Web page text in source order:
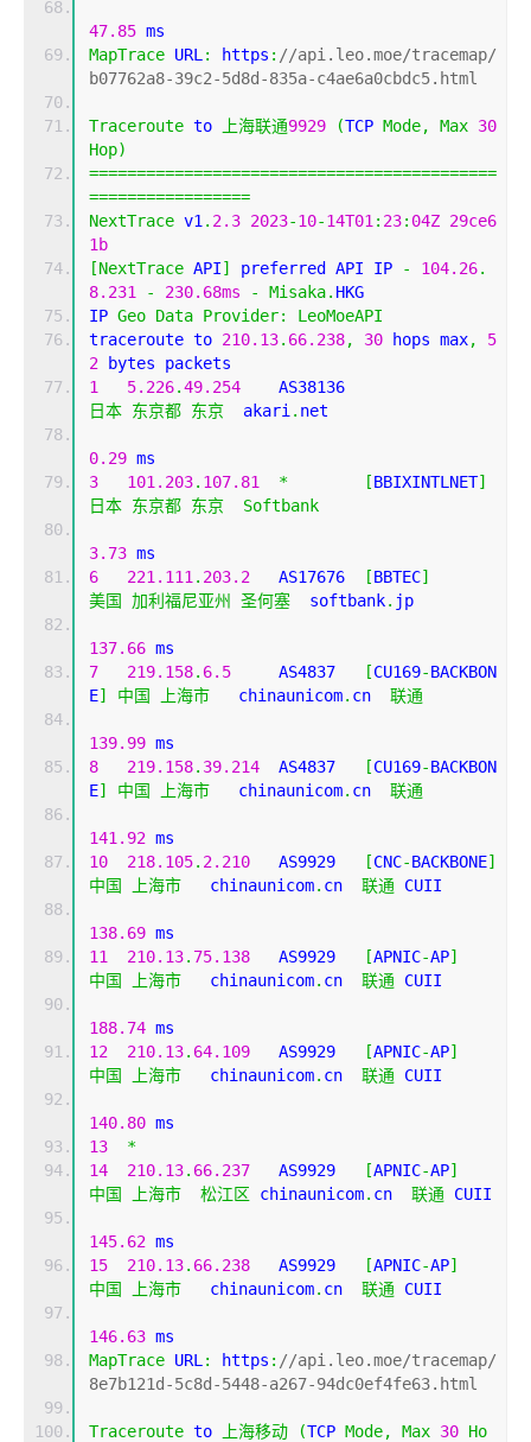
47.85 ms
MapTrace URL : https : //api.leo.moe/tracemap/
b07762a8-39c2-5d8d-835a-c4ae6a0cbdc5.html
Traceroute to 上海联通9929 (TCP Mode, Max 30
Hop)
===========================================
=================
NextTrace v1 . 2.3 2023-10-14T01 : 23: 04Z 29ce6
1b
[NextTrace API] preferred API IP - 104.26.
8.231
- 230.68ms - Misaka. HKG
IP Geo Data Provider:
LeoMoeAPI
traceroute to 210.13. 66.238, 30 hops max,
5
2 bytes packets
1
5.226.49.254
日本 东京都 东京
  akari
. net
0.29 ms
3
101.203. 107.81 * [BBIXINTLNET]
日本 东京都 东京 Softbank
3.73 ms
6
221.111 . 203.2
   AS17676
[BBTEC]
美国
加利福尼亚州 圣何塞
  softbank
. jp
137.66 ms
7
219.158. 6.5
     AS4837
[CU169-BACKBON
E] 中国 上海市
   chinaunicom
. cn 联通
139.99 ms
8
219.158. 39.214
  AS4837
[CU169-BACKBON
E] 中国 上海市
   chinaunicom
. cn 联通
141.92 ms
10
218.105. 2.210
   AS9929
[CNC-BACKBONE]
中国
上海市
   chinaunicom
. cn 联通 CUII
138.69 ms
11
210.13. 75.138
   AS9929
[APNIC-AP]
中国
上海市
   chinaunicom
. cn 联通 CUII
188.74 ms
12
210.13. 64.109
   AS9929
[APNIC-AP]
中国
上海市
   chinaunicom
. cn 联通 CUII
140.80 ms
13
*
14
210.13. 66.237
   AS9929
[APNIC-AP]
中国
上海市 松江区 chinaunicom. cn 联通 CUII
145.62 ms
15
210.13. 66.238
   AS9929
[APNIC-AP]
中国
上海市
   chinaunicom
. cn 联通 CUII
146.63 ms
MapTrace URL : https : //api.leo.moe/tracemap/
8e7b121d-5c8d-5448-a267-94dc0ef4fe63.html
Traceroute to 上海移动 (TCP Mode, Max 30 Ho